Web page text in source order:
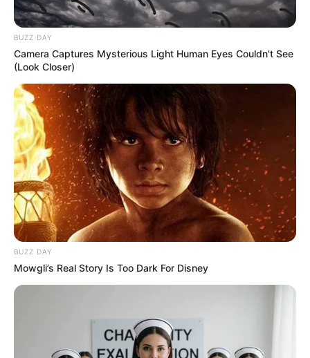
BRAINBERRIES
Pfizer's Worst Nightmare: Men Canceling $80
Prescriptions For This 87¢ Blue Pill Hack
FRIDAY PLANS
BUZZ DAY
Camera Captures Mysterious Light Human Eyes Couldn't See
(Look Closer)
BUZZ DAY
Mowgli’s Real Story Is Too Dark For Disney